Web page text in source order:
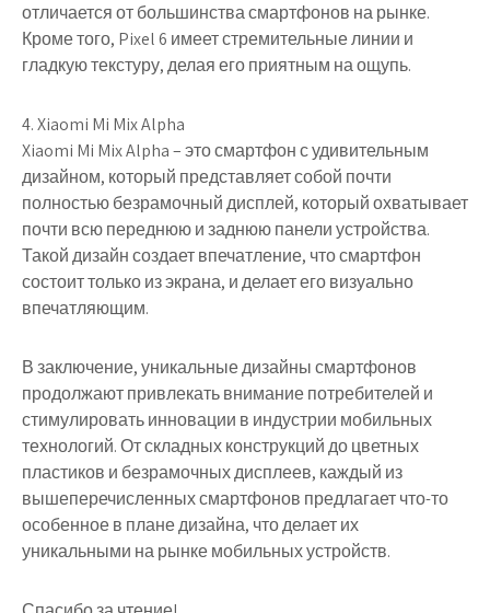
отличается от большинства смартфонов на рынке.
Кроме того, Pixel 6 имеет стремительные линии и
гладкую текстуру, делая его приятным на ощупь.
4. Xiaomi Mi Mix Alpha
Xiaomi Mi Mix Alpha – это смартфон с удивительным
дизайном, который представляет собой почти
полностью безрамочный дисплей, который охватывает
почти всю переднюю и заднюю панели устройства.
Такой дизайн создает впечатление, что смартфон
состоит только из экрана, и делает его визуально
впечатляющим.
В заключение, уникальные дизайны смартфонов
продолжают привлекать внимание потребителей и
стимулировать инновации в индустрии мобильных
технологий. От складных конструкций до цветных
пластиков и безрамочных дисплеев, каждый из
вышеперечисленных смартфонов предлагает что-то
особенное в плане дизайна, что делает их
уникальными на рынке мобильных устройств.